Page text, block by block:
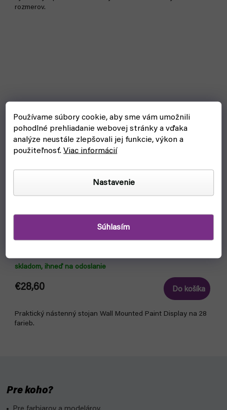
Používame súbory cookie, aby sme vám umožnili
pohodlné prehliadanie webovej stránky a vďaka
analýze neustále zlepšovali jej funkcie, výkon a
použiteľnosť.Viac informácií
Nastavenie
Súhlasím
rozmerov.
Nástenný stojan na farby - Paint Stand 26009
skladom, ihneď na odoslanie
€28,60 Do košíka
Praktický nástenný stojan Wall Mounted Paint Display na 28
farieb.
Pre koho?